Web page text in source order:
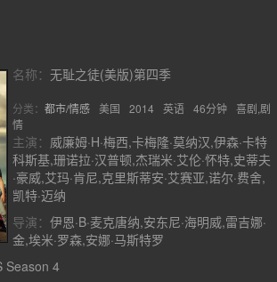
名称： 无耻之徒(美版)第四季
分类： 都市/情感 美国 2014 英语 46分钟
喜剧,剧
情
主演： 威廉姆·H·梅西,卡梅隆·莫纳汉,伊森·卡特
科斯基,珊诺拉·汉普顿,杰瑞米·艾伦·怀特,史蒂夫
·豪威,艾玛·肯尼,克里斯蒂安·艾赛亚,诺尔·费舍,
凯特·迈纳
导演： 伊恩·B·麦克唐纳,安东尼·海明威,雷吉娜·
金,埃米·罗森,安娜·马斯特罗
Season 4